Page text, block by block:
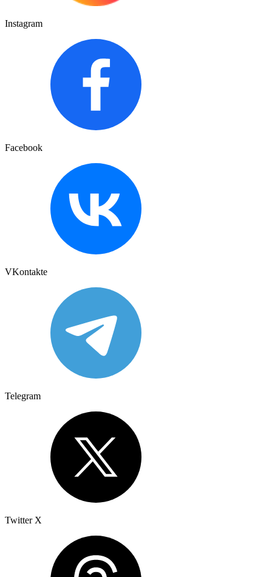
Instagram
Facebook
VKontakte
Telegram
Twitter X